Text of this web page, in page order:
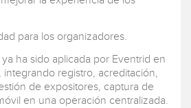
para los organizadores.
ha sido aplicada por Eventrid en
integrando registro, acreditación,
de expositores, captura de
en una operación centralizada.